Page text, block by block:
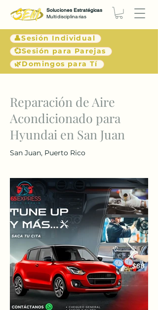
👤Sesión Individual
💞Sesión para Parejas
🌿Domingos para Tí
Soluciones Estratégicas
Multidisciplinarias
< Atrás
Reparación de Aire
Acondicionado para
Hyundai en San Juan
San Juan, Puerto Rico